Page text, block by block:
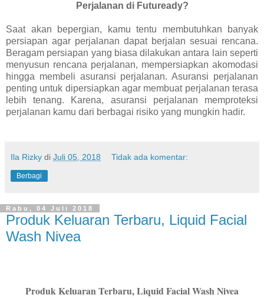
Perjalanan di Futuready?
Saat akan bepergian, kamu tentu membutuhkan banyak
persiapan agar perjalanan dapat berjalan sesuai rencana.
Beragam persiapan yang biasa dilakukan antara lain seperti
menyusun rencana perjalanan, mempersiapkan akomodasi
hingga membeli asuransi perjalanan. Asuransi perjalanan
penting untuk dipersiapkan agar membuat perjalanan terasa
lebih tenang. Karena, asuransi perjalanan memproteksi
perjalanan kamu dari berbagai risiko yang mungkin hadir.
Ila Rizky di Juli 05, 2018 Tidak ada komentar:
Berbagi
Rabu, 04 Juli 2018
Produk Keluaran Terbaru, Liquid Facial
Wash Nivea
Produk Keluaran Terbaru, Liquid Facial Wash Nivea